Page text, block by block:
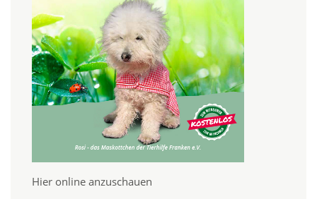
Hier online anzuschauen